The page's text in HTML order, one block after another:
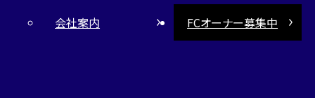
会社案内
FCオーナー募集中